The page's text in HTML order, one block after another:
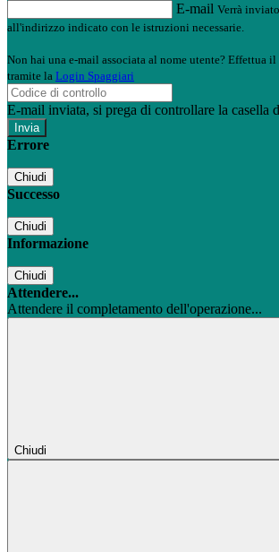
E-mail Verrà
all'indirizzo indicato con le istruzioni necessarie.
Non hai una e-mail associata al nome utente? Effettua il
tramite la Login Spaggiari
E-mail inviata, si prega di controllare la casella
Errore
Chiudi
Successo
Chiudi
Informazione
Chiudi
Attendere...
Attendere il completamento dell'operazione...
Chiudi